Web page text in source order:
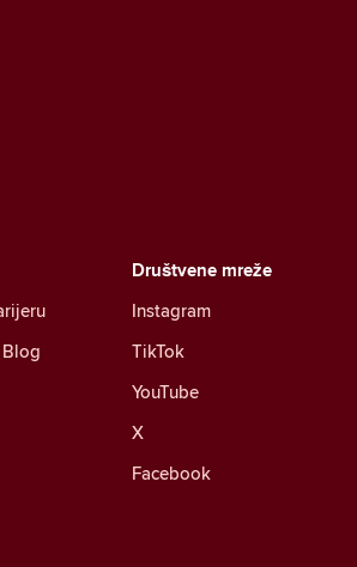
Društvene mreže
Instagram
TikTok
YouTube
X
Facebook